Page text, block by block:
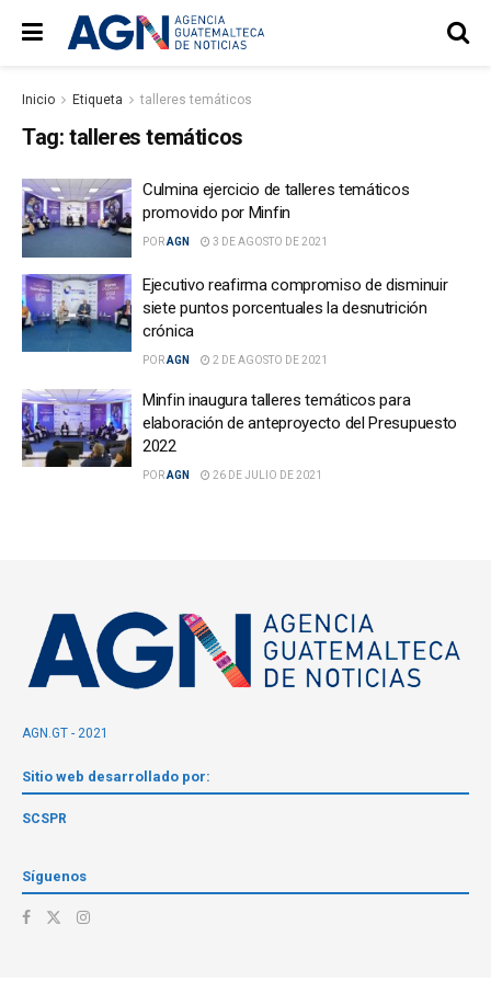
Inicio Etiqueta talleres temáticos
Tag: talleres temáticos
Culmina ejercicio de talleres temáticos
promovido por Minfin
PORAGN 3 DE AGOSTO DE 2021
Ejecutivo reafirma compromiso de disminuir
siete puntos porcentuales la desnutrición
crónica
PORAGN 2 DE AGOSTO DE 2021
Minfin inaugura talleres temáticos para
elaboración de anteproyecto del Presupuesto
2022
PORAGN 26 DE JULIO DE 2021
AGN.GT - 2021
Sitio web desarrollado por:
SCSPR
Síguenos